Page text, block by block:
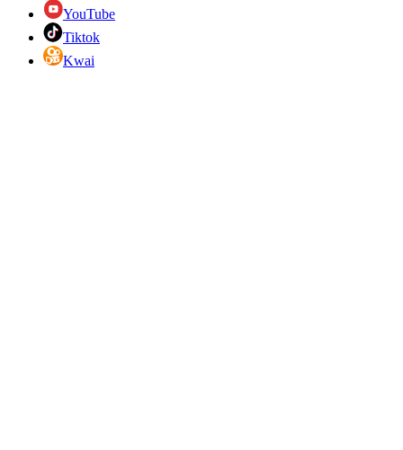
YouTube
Tiktok
Kwai